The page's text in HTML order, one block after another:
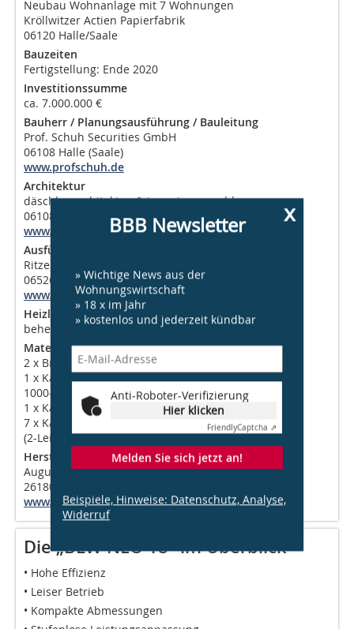
Neubau Wohnanlage mit 7 Wohnungen
Kröllwitzer Actien Papierfabrik
06120 Halle/Saale
Bauzeiten
Fertigstellung: Ende 2020
Investitionssumme
ca. 7.000.000 €
Bauherr / Planungsausführung / Bauleitung
Prof. Schuh Securities GmbH
06108 Halle (Saale)
www.profschuh.de
Architektur
däschler architekten & ingenieure gmbh
06108 Halle
www.daui.info
Ausführung
Ritze & Partner GmbH
06526 Sangerhausen
www.ritzeundpartner.de
Heizlasten nach DIN EN 12831
beheizte Wohnfläche 1.160 m²: 30 W/m²
Material
2 x Brötje BLW Neo 18
1 x KaMo Systempufferspeicher SPS
1000-50 G10 (1.000 ltr.)
1 x KaMo SPG32-UM
7 x KaMo WK-Hybrid
(2-Leiter Wohnungs-Kombistation)
Hersteller
August Brötje GmbH
26180 Rastede
www.broetje.de
Die „BLW NEO 18“ im Überblick
• Hohe Effizienz
• Leiser Betrieb
• Kompakte Abmessungen
x
BBB Newsletter
» Wichtige News aus der
Wohnungswirtschaft
» 18 x im Jahr
» kostenlos und jederzeit kündbar
Anti-Roboter-Verifizierung
Hier klicken
FriendlyCaptcha ⇗
Melden Sie sich jetzt an!
Beispiele, Hinweise: Datenschutz, Analyse,
Widerruf